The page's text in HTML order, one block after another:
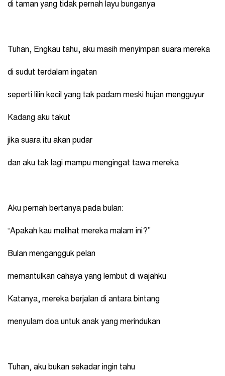
di taman yang tidak pernah layu bunganya
Tuhan, Engkau tahu, aku masih menyimpan suara mereka
di sudut terdalam ingatan
seperti lilin kecil yang tak padam meski hujan mengguyur
Kadang aku takut
jika suara itu akan pudar
dan aku tak lagi mampu mengingat tawa mereka
Aku pernah bertanya pada bulan:
“Apakah kau melihat mereka malam ini?”
Bulan mengangguk pelan
memantulkan cahaya yang lembut di wajahku
Katanya, mereka berjalan di antara bintang
menyulam doa untuk anak yang merindukan
Tuhan, aku bukan sekadar ingin tahu